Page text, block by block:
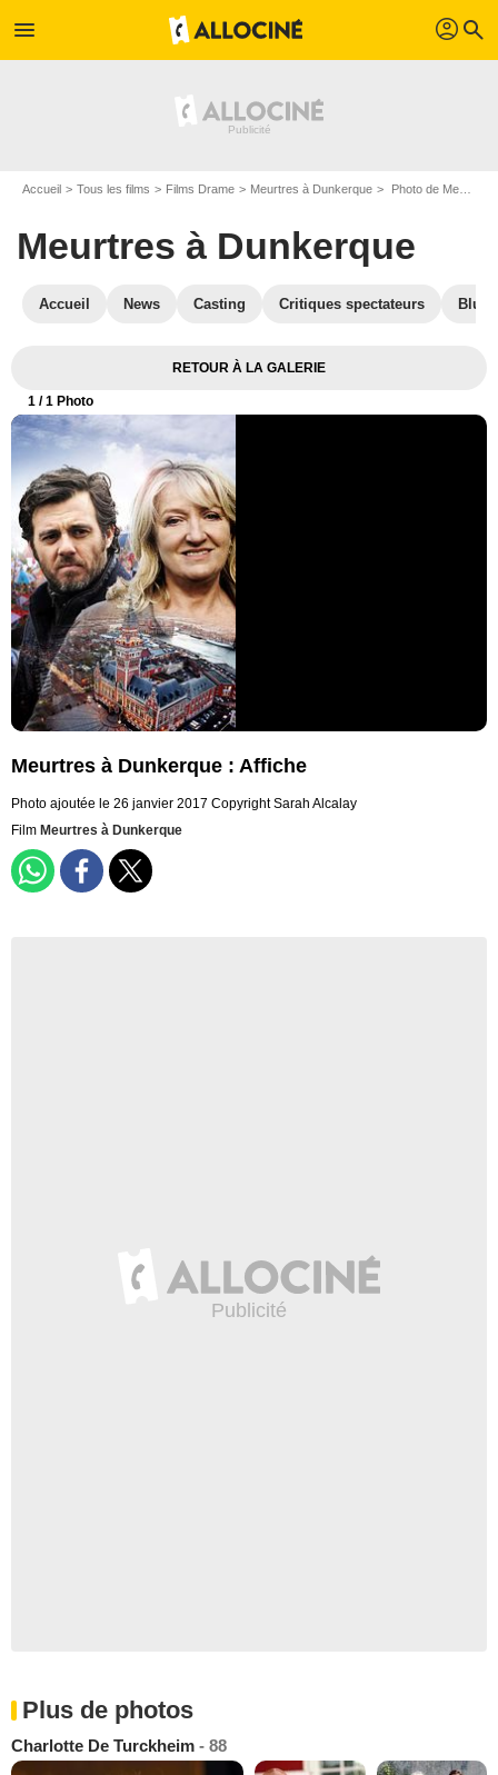
menu profil search
Accueil Tous les films Films Drame Meurtres à Dunkerque Photo de Meurtres à Dunkerque - Photo 1
Meurtres à Dunkerque
Accueil News Casting Critiques spectateurs Blu-
RETOUR À LA GALERIE
1 / 1 Photo
Meurtres à Dunkerque : Affiche
Photo ajoutée le 26 janvier 2017 Copyright Sarah Alcalay
Film Meurtres à Dunkerque
Plus de photos
Charlotte De Turckheim - 88